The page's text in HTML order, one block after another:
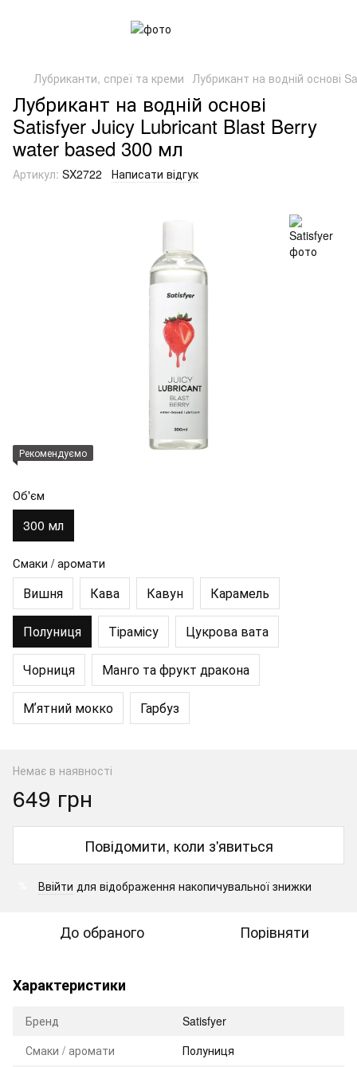
Лубриканти, спреї та креми Лубрикант на водній основі
Лубрикант на водній основі
Satisfyer Juicy Lubricant Blast Berry
water based 300 мл
Артикул: SX2722 Написати відгук
Рекомендуємо
Об'єм
300 мл
Смаки / аромати
Вишня Кава Кавун Карамель
Полуниця Тірамісу Цукрова вата
Чорниця Манго та фрукт дракона
Мʼятний мокко Гарбуз
Немає в наявності
649 грн
Повідомити, коли з'явиться
Ввійти для відображення накопичувальної знижки
До обраного Порівняти
Характеристики
Бренд
Satisfyer
Смаки / аромати
Полуниця